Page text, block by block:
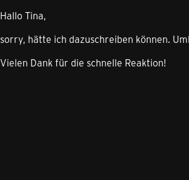
Hallo Tina,
sorry, hätte ich dazuschreiben können.
Vielen Dank für die schnelle Reaktion!